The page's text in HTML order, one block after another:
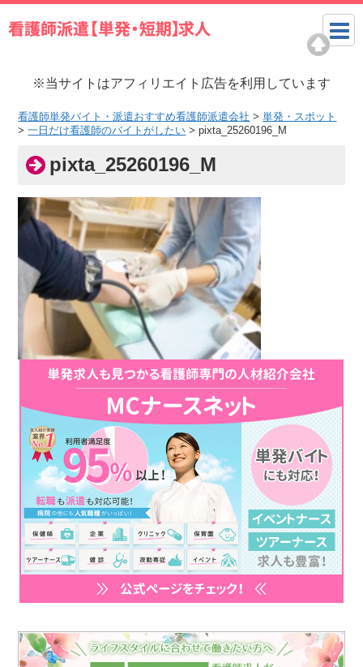
※当サイトはアフィリエイト広告を利用しています
看護師単発バイト・派遣おすすめ看護師派遣会社 >単発・スポット
>一日だけ看護師のバイトがしたい >pixta_25260196_M
pixta_25260196_M